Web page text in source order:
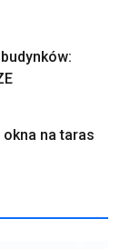
na taras